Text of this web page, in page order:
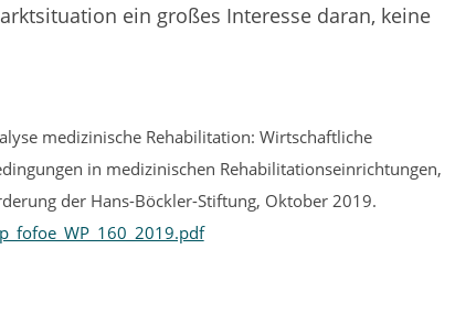
ein großes Interesse daran, keine
medizinische Rehabilitation: Wirtschaftliche
in medizinischen Rehabilitationseinrichtungen,
der Hans-Böckler-Stiftung, Oktober 2019.